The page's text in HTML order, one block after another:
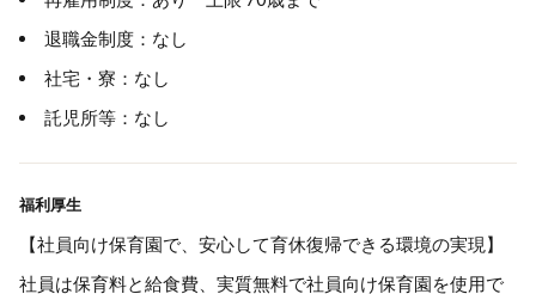
退職金制度：なし
社宅・寮：なし
託児所等：なし
福利厚生
【社員向け保育園で、安心して育休復帰できる環境の実現】
社員は保育料と給食費、実質無料で社員向け保育園を使用で